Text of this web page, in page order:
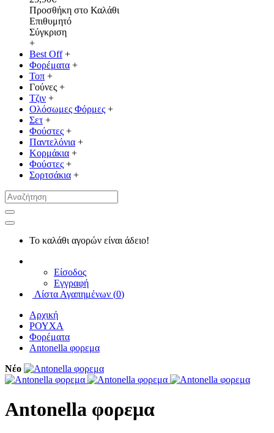
Προσθήκη στο Καλάθι
Επιθυμητό
Σύγκριση
+
Best Off +
Φορέματα +
Τοπ +
Γούνες +
Τζιν +
Ολόσωμες Φόρμες +
Σετ +
Φούστες +
Παντελόνια +
Κορμάκια +
Φούστες +
Σορτσάκια +
Το καλάθι αγορών είναι άδειο!
Είσοδος
Εγγραφή
Λίστα Αγαπημένων (0)
Αρχική
ΡΟΥΧΑ
Φορέματα
Antonella φορεμα
Νέο
Antonella φορεμα